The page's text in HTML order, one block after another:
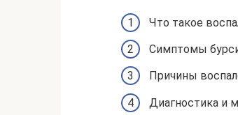
Что такое
Симптомы
Причины
Диагностика и